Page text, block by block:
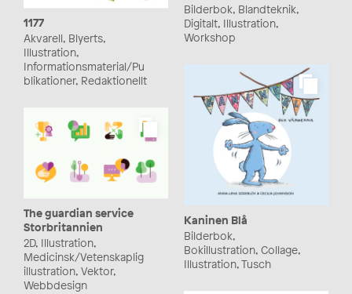
Bilderbok, Blandteknik,
Digitalt, Illustration,
Workshop
1177
Akvarell, Blyerts,
Illustration,
Informationsmaterial/Pu
blikationer, Redaktionellt
Kaninen Blå
Bilderbok,
Bokillustration, Collage,
Illustration, Tusch
The guardian service
Storbritannien
2D, Illustration,
Medicinsk/Vetenskaplig
illustration, Vektor,
Webbdesign